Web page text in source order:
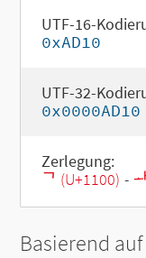
UTF-16-
0xAD10
UTF-32-
0x0000AD10
Zerlegung:
ᄀ (U+1100) - ᅪ
Basierend auf